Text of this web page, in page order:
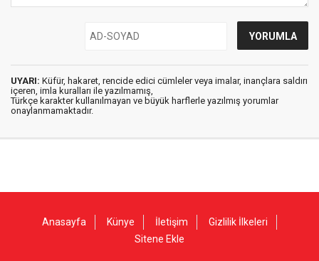
UYARI: Küfür, hakaret, rencide edici cümleler veya imalar, inançlara saldırı
içeren, imla kuralları ile yazılmamış,
Türkçe karakter kullanılmayan ve büyük harflerle yazılmış yorumlar
onaylanmamaktadır.
Anasayfa Künye İletişim
Gizlilik İlkeleri
Sitene Ekle